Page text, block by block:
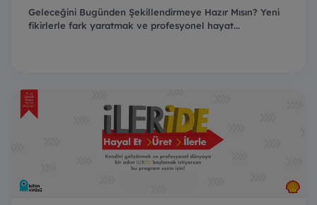
Geleceğini Bugünden Şekillendirmeye Hazır Mısın? Yeni
fikirlerle fark yaratmak ve profesyonel hayat...